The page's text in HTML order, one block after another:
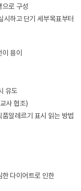
으로 구성
시하고 단기 세부목표부터
용이
유도
사 협조)
알레르기 표시 읽는 방법
다이어트로 인한